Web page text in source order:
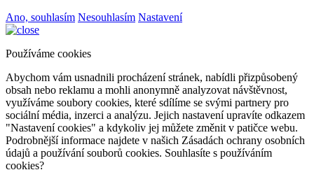
Ano, souhlasím Nesouhlasím Nastavení
Používáme cookies
Abychom vám usnadnili procházení stránek, nabídli přizpůsobený
obsah nebo reklamu a mohli anonymně analyzovat návštěvnost,
využíváme soubory cookies, které sdílíme se svými partnery pro
sociální média, inzerci a analýzu. Jejich nastavení upravíte odkazem
"Nastavení cookies" a kdykoliv jej můžete změnit v patičce webu.
Podrobnější informace najdete v našich Zásadách ochrany osobních
údajů a používání souborů cookies. Souhlasíte s používáním
cookies?